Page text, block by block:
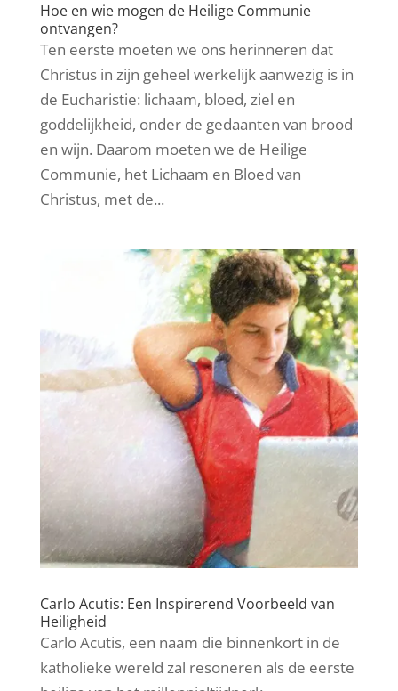
Hoe en wie mogen de Heilige Communie
ontvangen?
Ten eerste moeten we ons herinneren dat
Christus in zijn geheel werkelijk aanwezig is in
de Eucharistie: lichaam, bloed, ziel en
goddelijkheid, onder de gedaanten van brood
en wijn. Daarom moeten we de Heilige
Communie, het Lichaam en Bloed van
Christus, met de...
Carlo Acutis: Een Inspirerend Voorbeeld van
Heiligheid
Carlo Acutis, een naam die binnenkort in de
katholieke wereld zal resoneren als de eerste